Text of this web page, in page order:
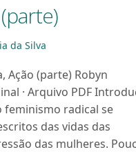
da Silva
Ação (parte) Robyn
· Arquivo PDF
feminismo radical se
das vidas das
das mulheres.